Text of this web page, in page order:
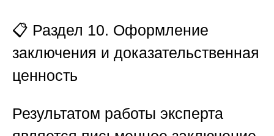
📋 Раздел 10. Оформление
заключения и доказательственная
ценность
Результатом работы эксперта